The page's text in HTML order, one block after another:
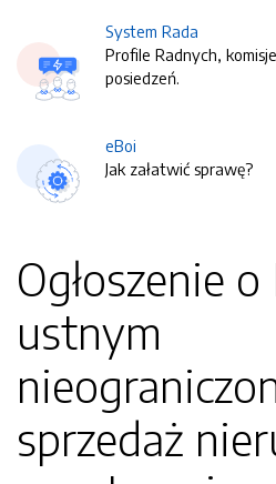
System Rada
Profile Radnych,
posiedzeń.
eBoi
Jak załatwić sprawę?
Ogłoszenie
ustnym
sprzedaż